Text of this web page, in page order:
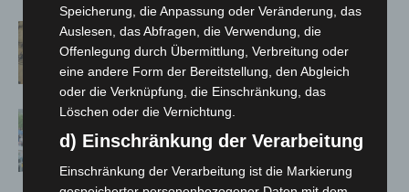
Hannover Klassik Open Air 2026:
Französische Oper im Maschpark
Blaulichtmeile Langenhagen 2026:
Polizei, Feuerwehr und Rettung
Speicherung, die Anpassung oder Veränderung, das
Auslesen, das Abfragen, die Verwendung, die
Offenlegung durch Übermittlung, Verbreitung oder
eine andere Form der Bereitstellung, den Abgleich
oder die Verknüpfung, die Einschränkung, das
Löschen oder die Vernichtung.
d) Einschränkung der Verarbeitung
Einschränkung der Verarbeitung ist die Markierung